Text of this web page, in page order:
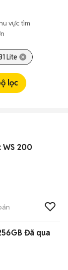
vực tìm
Lite
lọc
WS 200
Đã qua